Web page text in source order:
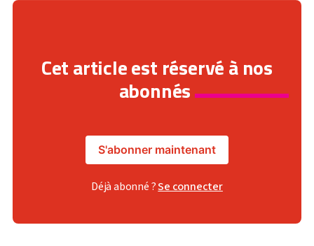
Cet article est réservé à nos
abonnés
S'abonner maintenant
Déjà abonné ?Se connecter